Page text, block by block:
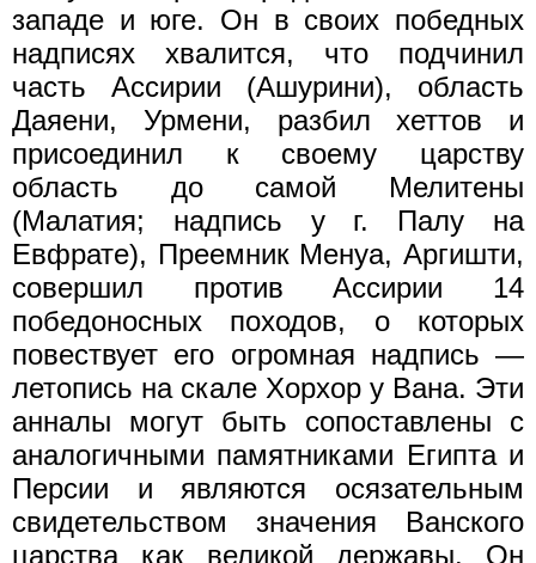
западе и юге. Он в своих победных
надписях хвалится, что подчинил
часть Ассирии (Ашурини), область
Даяени, Урмени, разбил хеттов и
присоединил к своему царству
область до самой Мелитены
(Малатия; надпись у г. Палу на
Евфрате), Преемник Менуа, Аргишти,
совершил против Ассирии 14
победоносных походов, о которых
повествует его огромная надпись —
летопись на скале Хорхор у Вана. Эти
анналы могут быть сопоставлены с
аналогичными памятниками Египта и
Персии и являются осязательным
свидетельством значения Ванского
царства как великой державы. Он